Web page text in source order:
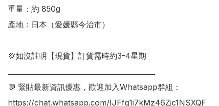
重量：約 850g
產地：日本（愛媛縣今治市）
💢如沒註明【現貨】訂貨需時約3-4星期
💬 緊貼最新資訊優惠，歡迎加入Whatsapp群組：
https://chat.whatsapp.com/IJFfq1i7kMz46Zjc1NSXQF